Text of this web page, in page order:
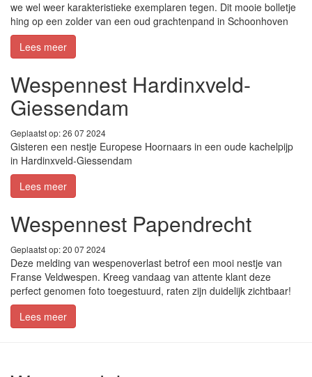
we wel weer karakteristieke exemplaren tegen. Dit mooie bolletje
hing op een zolder van een oud grachtenpand in Schoonhoven
Lees meer
Wespennest Hardinxveld-
Giessendam
Geplaatst op: 26 07 2024
Gisteren een nestje Europese Hoornaars in een oude kachelpijp
in Hardinxveld-Giessendam
Lees meer
Wespennest Papendrecht
Geplaatst op: 20 07 2024
Deze melding van wespenoverlast betrof een mooi nestje van
Franse Veldwespen. Kreeg vandaag van attente klant deze
perfect genomen foto toegestuurd, raten zijn duidelijk zichtbaar!
Lees meer